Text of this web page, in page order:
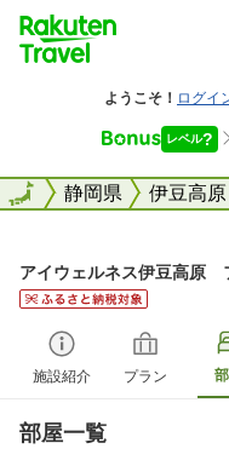
全国静岡県 伊豆高原
全国
アイウェルネス伊豆高原
施設紹介 プラン
部屋一覧